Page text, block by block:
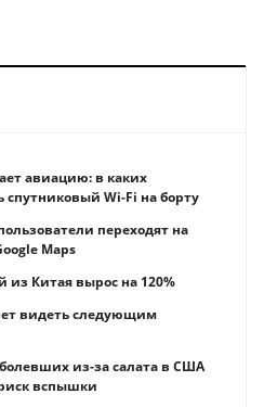
авиацию: в каких
спутниковый Wi-Fi на борту
переходят на
Maps
из Китая вырос на 120%
видеть следующим
из-за салата в США
вспышки